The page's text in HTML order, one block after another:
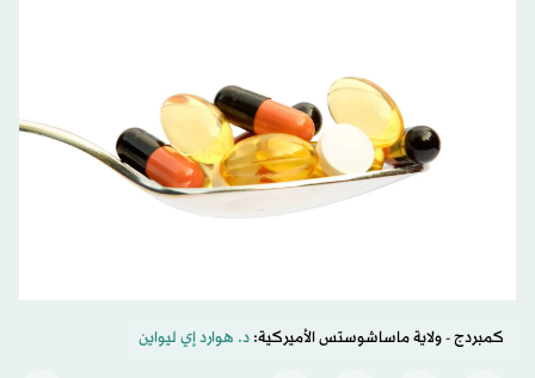
كمبردج - ولاية ماساشوستس الأميركية:د. هوارد إي ليواين